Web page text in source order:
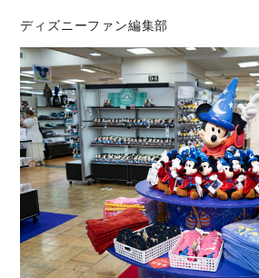
ディズニーファン編集部